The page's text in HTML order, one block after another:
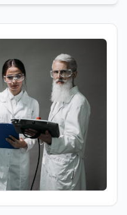
il suo percorso
del giornalismo.
le sue tesi a due
complementari: da un
lingua e della cultura
lo studio della
con un
sul
Da
dal mondo della
del racconto, nel corso
ha lavorato anche
e ha collaborato